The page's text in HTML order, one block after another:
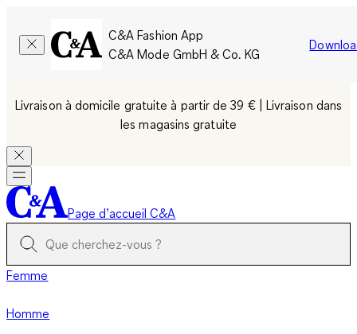
C&A Fashion App
C&A Mode GmbH & Co. KG
Livraison à domicile gratuite à partir de 39 € | Livraison dans
les magasins gratuite
Page d’accueil C&A
Femme
Homme